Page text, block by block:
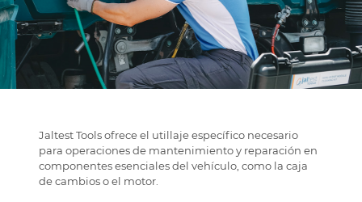
Jaltest Tools ofrece el utillaje específico necesario
para operaciones de mantenimiento y reparación en
componentes esenciales del vehículo, como la caja
de cambios o el motor.